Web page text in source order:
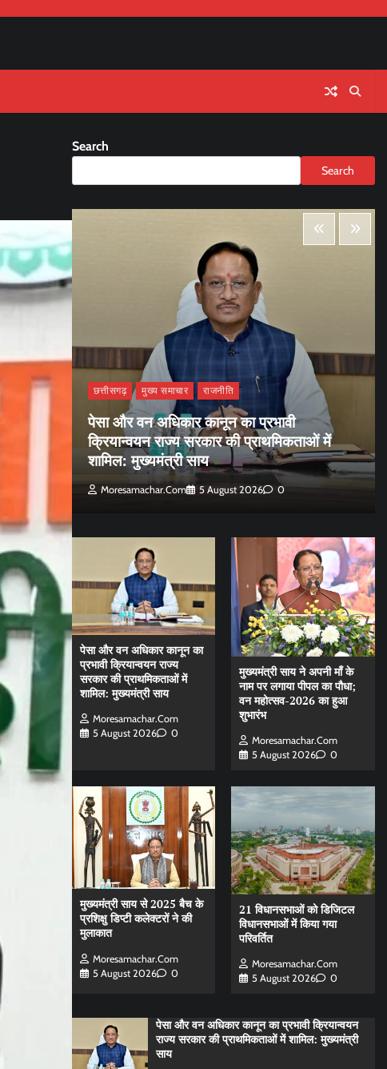
Search
Search
छत्तीसगढ़ मुख्य समाचार राजनीति
पेसा और वन अधिकार कानून का प्रभावी
क्रियान्वयन राज्य सरकार की प्राथमिकताओं में
शामिल: मुख्यमंत्री साय
Moresamachar.com 5 August 2026 0
पेसा और वन अधिकार कानून का
प्रभावी क्रियान्वयन राज्य
सरकार की प्राथमिकताओं में
शामिल: मुख्यमंत्री साय
Moresamachar.com
5 August 2026
0
मुख्यमंत्री साय ने अपनी माँ के
नाम पर लगाया पीपल का पौधा;
वन महोत्सव-2026 का हुआ
शुभारंभ
Moresamachar.com
5 August 2026
0
मुख्यमंत्री साय से 2025 बैच के
प्रशिक्षु डिप्टी कलेक्टरों ने की
मुलाकात
Moresamachar.com
5 August 2026
0
21 विधानसभाओं को डिजिटल
विधानसभाओं में किया गया
परिवर्तित
Moresamachar.com
5 August 2026
0
पेसा और वन अधिकार कानून का प्रभावी क्रियान्वयन
राज्य सरकार की प्राथमिकताओं में शामिल: मुख्यमंत्री
साय